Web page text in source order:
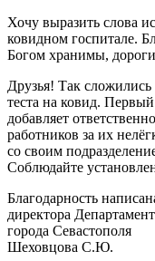
Хочу выразить слова
ковидном госпитале.
Богом хранимы,
Друзья! Так
теста на ковид.
добавляет
работников за их
со своим
Соблюдайте
Благодарность
директора
города Севастополя
Шеховцова С.Ю.